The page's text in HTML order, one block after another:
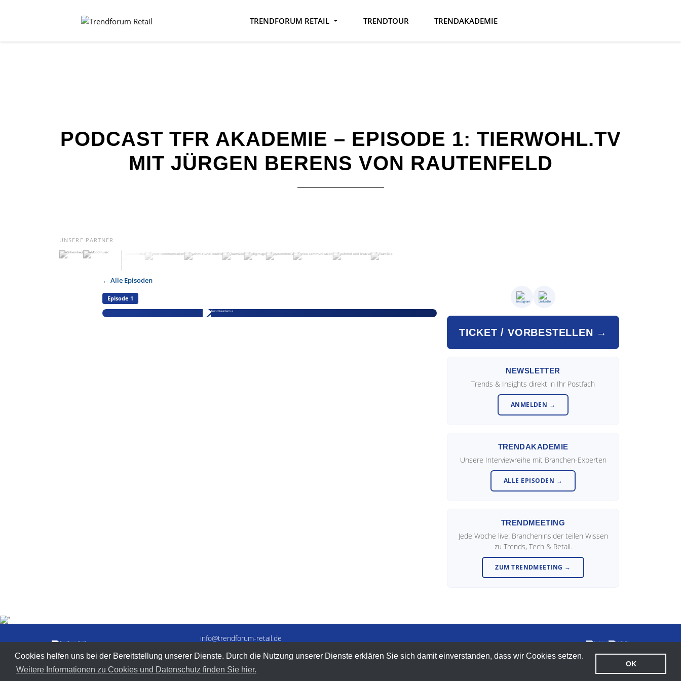
Cookies helfen uns bei der Bereitstellung unserer Dienste. Durch die Nutzung unserer Dienste erklären Sie sich damit einverstanden, dass wir Cookies setzen.
Weitere Informationen zu Cookies und Datenschutz finden Sie hier.
OK
TRENDFORUM RETAIL TRENDTOUR TRENDAKADEMIE
PODCAST TFR AKADEMIE – EPISODE 1: TIERWOHL.TV
MIT JÜRGEN BERENS VON RAUTENFELD
UNSERE PARTNER
← Alle Episoden
Episode 1
TICKET / VORBESTELLEN →
NEWSLETTER
Trends & Insights direkt in Ihr Postfach
ANMELDEN →
TRENDAKADEMIE
Unsere Interviewreihe mit Branchen-Experten
ALLE EPISODEN →
TRENDMEETING
Jede Woche live: Brancheninsider teilen Wissen
zu Trends, Tech & Retail.
ZUM TRENDMEETING →
info@trendforum-retail.de
T. +49-(0)-5233-954531
© 2018–2026 Trendforum Retail DatenschutzKontakt